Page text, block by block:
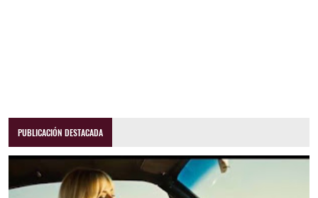
PUBLICACIÓN DESTACADA